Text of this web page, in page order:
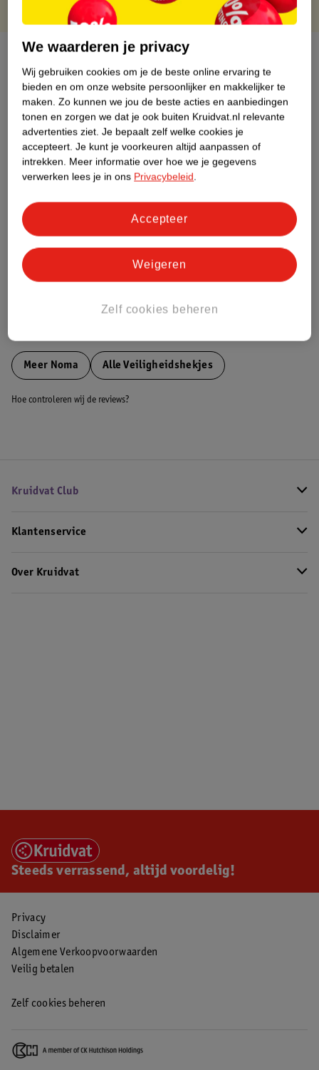
Over dit product
Productinformatie
Etiketinformatie
Nature Impact Score
Meer informatie
Bestel & Bezorginformatie
Meer Noma Alle Veiligheidshekjes
Hoe controleren wij de reviews?
Kruidvat Club
Klantenservice
Over Kruidvat
Steeds verrassend, altijd voordelig!
Privacy
Disclaimer
Algemene Verkoopvoorwaarden
Veilig betalen
Zelf cookies beheren
We waarderen je privacy
Wij gebruiken cookies om je de beste online ervaring te
bieden en om onze website persoonlijker en makkelijker te
maken. Zo kunnen we jou de beste acties en aanbiedingen
tonen en zorgen we dat je ook buiten Kruidvat.nl relevante
advertenties ziet. Je bepaalt zelf welke cookies je
accepteert. Je kunt je voorkeuren altijd aanpassen of
intrekken. Meer informatie over hoe we je gegevens
verwerken lees je in ons Privacybeleid.
Zelf cookies beheren
Weigeren
Accepteer